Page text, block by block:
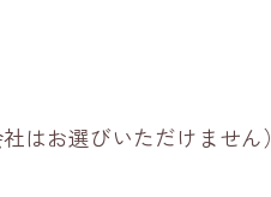
はお選びいただけません）